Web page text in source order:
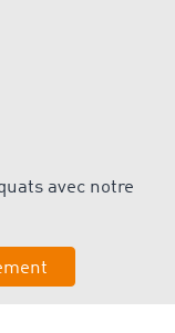
avec notre